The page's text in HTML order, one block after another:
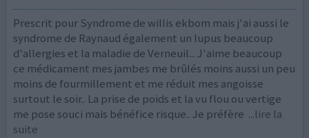
Prescrit pour Syndrome de willis ekbom mais j'ai aussi le
syndrome de Raynaud également un lupus beaucoup
d'allergies et la maladie de Verneuil... J'aime beaucoup
ce médicament mes jambes me brûlés moins aussi un peu
moins de fourmillement et me réduit mes angoisse
surtout le soir.. La prise de poids et la vu flou ou vertige
me pose souci mais bénéfice risque.. Je préfère ...lire la
suite